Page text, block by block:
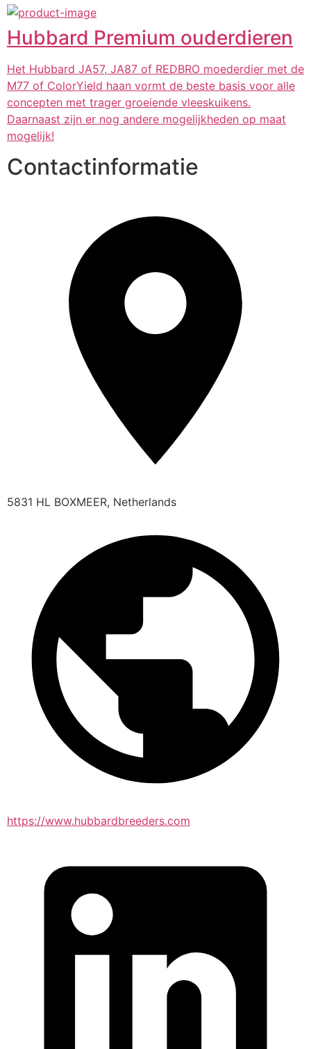
Hubbard Premium ouderdieren
Het Hubbard JA57, JA87 of REDBRO moederdier met de
M77 of ColorYield haan vormt de beste basis voor alle
concepten met trager groeiende vleeskuikens.
Daarnaast zijn er nog andere mogelijkheden op maat
mogelijk!
Contactinformatie
5831 HL BOXMEER, Netherlands
https://www.hubbardbreeders.com